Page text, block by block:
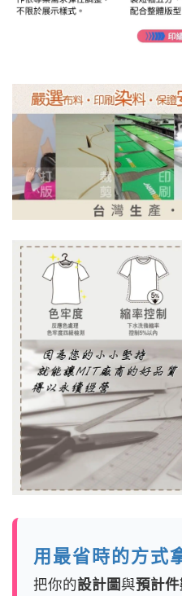
用最省時的方式
把你的設計圖與預計